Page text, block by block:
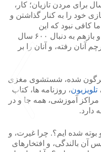
برای مردن تازیان؛ کار،
خود را به کنار گذاشتن و
کافی نبود که این
به دنبال ۶۰۰ سال
آنان رفته، و آنان را بر
شده، شستشوی مغزی
تلویزیون، روزنامه ها، کتاب
مراکز آموزشی، همه جا و در
دارد.
شده ایم؟. چرا غیرت، و
آن بالندگی، و افتخارهای
>